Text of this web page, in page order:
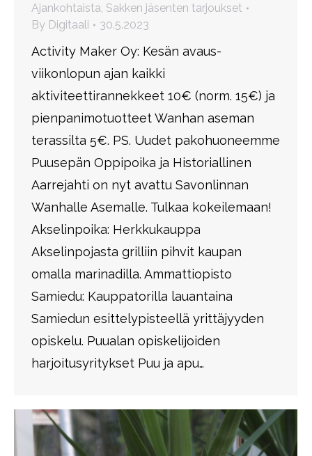
Ajankohtaista Sakken jäsenten tarjoukset
By Digitaali 30.5.2023
Activity Maker Oy: Kesän avaus-
viikonlopun ajan kaikki
aktiviteettirannekkeet 10€ (norm. 15€) ja
pienpanimotuotteet Wanhan aseman
terassilta 5€. PS. Uudet pakohuoneemme
Puusepän Oppipoika ja Historiallinen
Aarrejahti on nyt avattu Savonlinnan
Wanhalle Asemalle. Tulkaa kokeilemaan!
Akselinpoika: Herkkukauppa
Akselinpojasta grilliin pihvit kaupan
omalla marinadilla. Ammattiopisto
Samiedu: Kauppatorilla lauantaina
Samiedun esittelypisteellä yrittäjyyden
opiskelu. Puualan opiskelijoiden
harjoitusyritykset Puu ja apu…